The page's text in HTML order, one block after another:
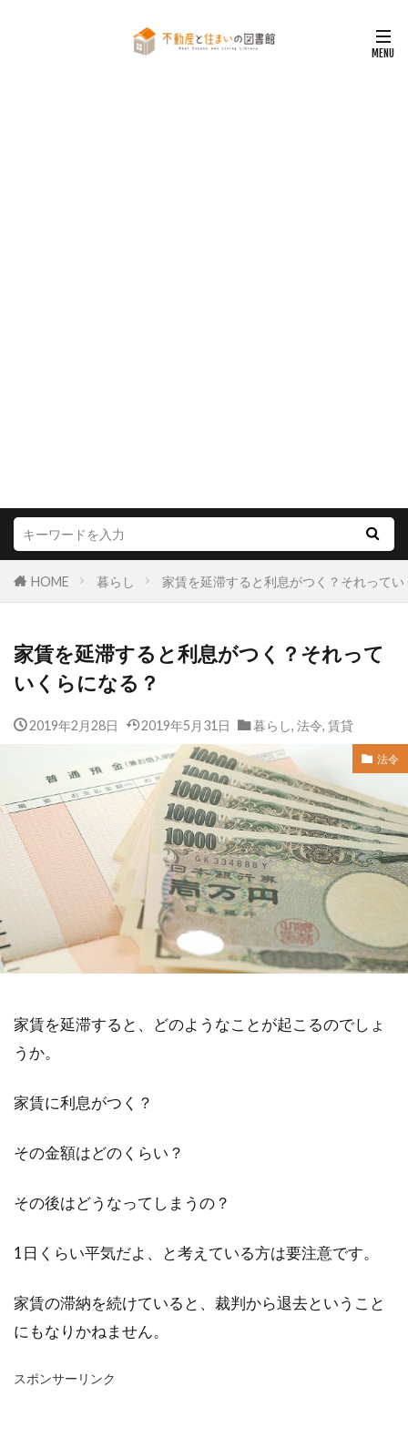
HOME 暮らし 家賃を延滞すると利息がつく？それって
家賃を延滞すると利息がつく？それって
いくらになる？
2019年2月28日 2019年5月31日 暮らし, 法令, 賃貸
法令
家賃を延滞すると、どのようなことが起こるのでしょ
うか。
家賃に利息がつく？
その金額はどのくらい？
その後はどうなってしまうの？
1日くらい平気だよ、と考えている方は要注意です。
家賃の滞納を続けていると、裁判から退去ということ
にもなりかねません。
スポンサーリンク